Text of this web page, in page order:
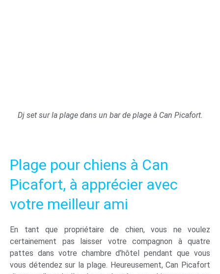
Dj set sur la plage dans un bar de plage à Can Picafort.
Plage pour chiens à Can
Picafort, à apprécier avec
votre meilleur ami
En tant que propriétaire de chien, vous ne voulez
certainement pas laisser votre compagnon à quatre
pattes dans votre chambre d’hôtel pendant que vous
vous détendez sur la plage. Heureusement, Can Picafort